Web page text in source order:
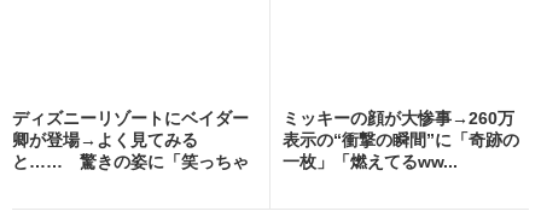
ディズニーリゾートにベイダー
卿が登場→よく見てみる
と…… 驚きの姿に「笑っちゃ
ミッキーの顔が大惨事→260万
表示の“衝撃の瞬間”に「奇跡の
一枚」「燃えてるww...